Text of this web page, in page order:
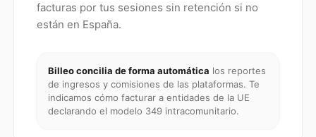
facturas por tus sesiones sin retención si no
están en España.
Billeo concilia de forma automática los reportes
de ingresos y comisiones de las plataformas. Te
indicamos cómo facturar a entidades de la UE
declarando el modelo 349 intracomunitario.